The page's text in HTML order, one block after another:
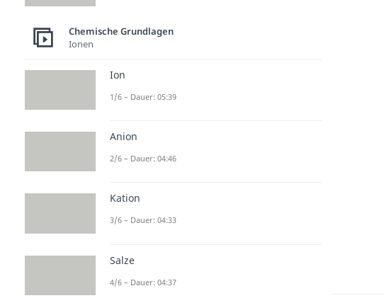
Chemische Grundlagen
Ionen
Ion
1/6 – Dauer: 05:39
Anion
2/6 – Dauer: 04:46
Kation
3/6 – Dauer: 04:33
Salze
4/6 – Dauer: 04:37